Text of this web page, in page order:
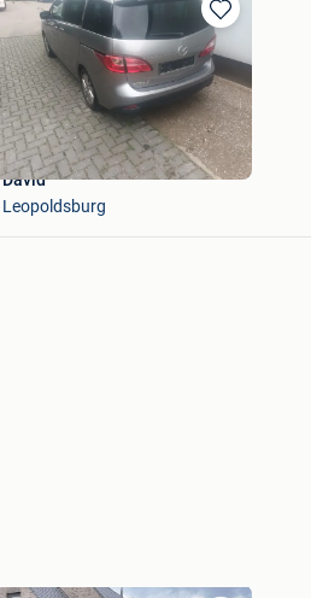
Bewaren
in
Mijn
Favorieten
David
Leopoldsburg